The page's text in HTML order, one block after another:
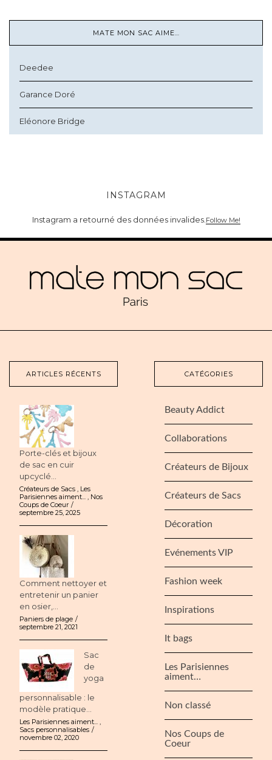
MATE MON SAC AIME…
Deedee
Garance Doré
Eléonore Bridge
INSTAGRAM
Instagram a retourné des données invalides. Follow Me!
ARTICLES RÉCENTS
Porte-clés et bijoux
de sac en cuir
upcyclé...
Créateurs de Sacs , Les
Parisiennes aiment... , Nos
Coups de Coeur
septembre 25, 2025
Comment nettoyer et
entretenir un panier
en osier,...
Paniers de plage
septembre 21, 2021
Sac
de
yoga
personnalisable : le
modèle pratique...
Les Parisiennes aiment... ,
Sacs personnalisables
novembre 02, 2020
CATÉGORIES
Beauty Addict
Collaborations
Créateurs de Bijoux
Créateurs de Sacs
Décoration
Evénements VIP
Fashion week
Inspirations
It bags
Les Parisiennes
aiment…
Non classé
Nos Coups de
Coeur